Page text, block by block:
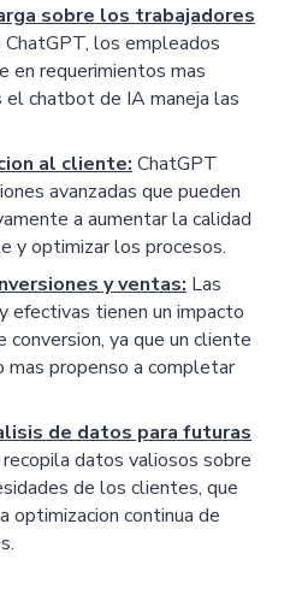
sobre los trabajadores
ChatGPT, los empleados
en requerimientos mas
el chatbot de IA maneja las
al cliente: ChatGPT
avanzadas que pueden
a aumentar la calidad
y optimizar los procesos.
y ventas: Las
efectivas tienen un impacto
ya que un cliente
mas propenso a completar
de datos para futuras
datos valiosos sobre
de los clientes, que
optimizacion continua de
ChatGPT for Websites
by chaterimo